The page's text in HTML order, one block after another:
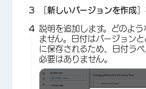
新しいバージョンを作成
説明を追加します。どのよ
ません。日付はバージョン
に保存されるため、日付ラ
必要はありません。